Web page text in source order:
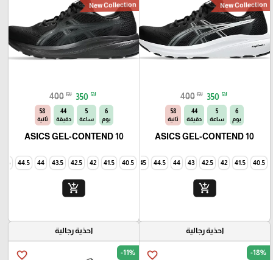
New Collection
400 ₪ 350 ₪
6
يوم
5
ساعة
44
دقيقة
56
ثانية
ASICS GEL-CONTEND 10
40.5
41.5
42
42.5
43
44
44.5
45
add_shopping_cart
New Collection
400 ₪ 350 ₪
6
يوم
5
ساعة
44
دقيقة
56
ثانية
ASICS GEL-CONTEND 10
40.5
41.5
42
42.5
43.5
44
44.5
45
add_shopping_cart
احذية رجالية
favorite_border -18%
احذية رجالية
favorite_border -11%